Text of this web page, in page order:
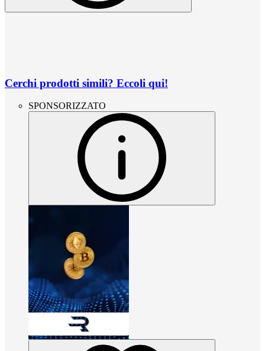
Cerchi prodotti simili? Eccoli qui!
SPONSORIZZATO